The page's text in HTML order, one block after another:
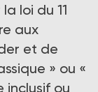
loi du 11
aux
et de
» ou «
inclusif ou